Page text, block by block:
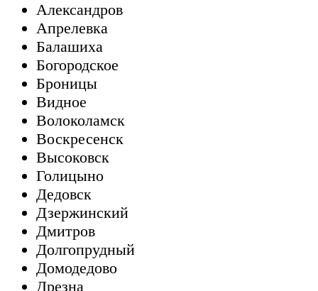
Александров
Апрелевка
Балашиха
Богородское
Броницы
Видное
Волоколамск
Воскресенск
Высоковск
Голицыно
Дедовск
Дзержинский
Дмитров
Долгопрудный
Домодедово
Дрезна